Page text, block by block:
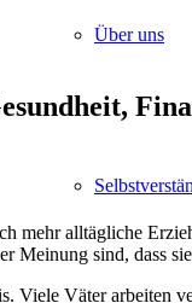
Über uns
mehr alltägliche
Meinung sind, dass
Viele Väter arbeiten